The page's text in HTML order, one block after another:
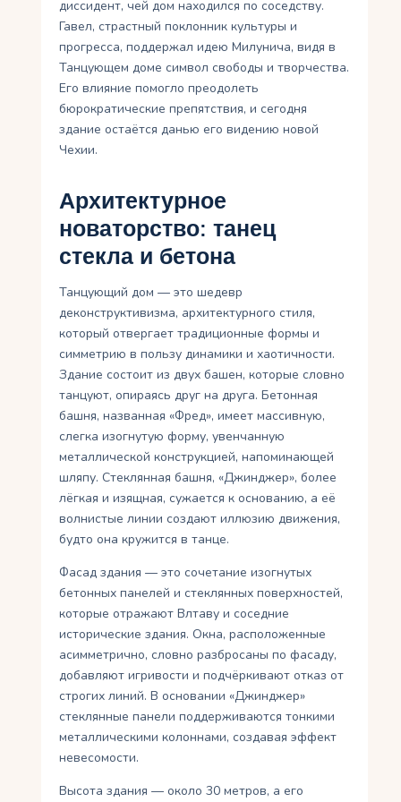
диссидент, чей дом находился по соседству.
Гавел, страстный поклонник культуры и
прогресса, поддержал идею Милунича, видя в
Танцующем доме символ свободы и творчества.
Его влияние помогло преодолеть
бюрократические препятствия, и сегодня
здание остаётся данью его видению новой
Чехии.
Архитектурное
новаторство: танец
стекла и бетона
Танцующий дом — это шедевр
деконструктивизма, архитектурного стиля,
который отвергает традиционные формы и
симметрию в пользу динамики и хаотичности.
Здание состоит из двух башен, которые словно
танцуют, опираясь друг на друга. Бетонная
башня, названная «Фред», имеет массивную,
слегка изогнутую форму, увенчанную
металлической конструкцией, напоминающей
шляпу. Стеклянная башня, «Джинджер», более
лёгкая и изящная, сужается к основанию, а её
волнистые линии создают иллюзию движения,
будто она кружится в танце.
Фасад здания — это сочетание изогнутых
бетонных панелей и стеклянных поверхностей,
которые отражают Влтаву и соседние
исторические здания. Окна, расположенные
асимметрично, словно разбросаны по фасаду,
добавляют игривости и подчёркивают отказ от
строгих линий. В основании «Джинджер»
стеклянные панели поддерживаются тонкими
металлическими колоннами, создавая эффект
невесомости.
Высота здания — около 30 метров, а его